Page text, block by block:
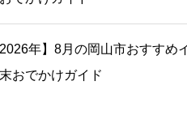
2026年】8月の岡山市おすすめ
おでかけガイド